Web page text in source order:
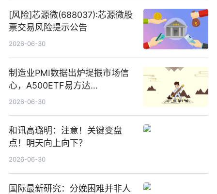
[风险]芯源微(688037):芯源微股
票交易风险提示公告
2026-06-30
制造业PMI数据出炉提振市场信
心，A500ETF易方达
（159361）昨日“吸金”1.7亿元-
2026-06-30
和讯高璐明：注意！关键变盘
点！明天向上向下？
2026-06-30
国际最新研究：分娩困难并非人